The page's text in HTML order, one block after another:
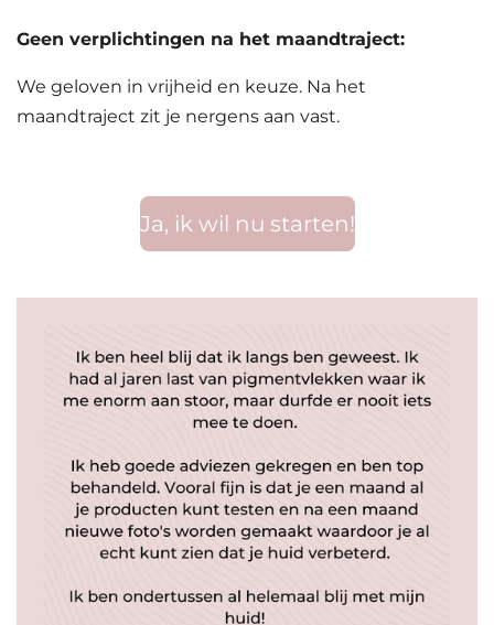
Geen verplichtingen na het maandtraject:
We geloven in vrijheid en keuze. Na het
maandtraject zit je nergens aan vast.
Ja, ik wil nu starten!